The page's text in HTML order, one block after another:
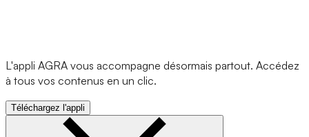
L'appli AGRA vous accompagne désormais partout. Accédez
à tous vos contenus en un clic.
Téléchargez l'appli